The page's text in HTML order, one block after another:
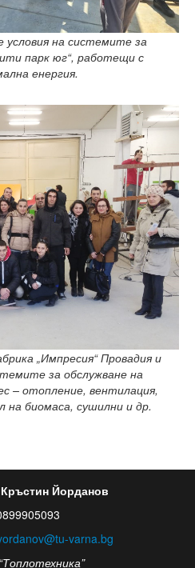
условия на системите за
парк юг“, работещи с
енергия.
„Импресия“ Провадия и
за обслужване на
– отопление, вентилация,
на биомаса, сушилни и др.
Йорданов
varna.bg